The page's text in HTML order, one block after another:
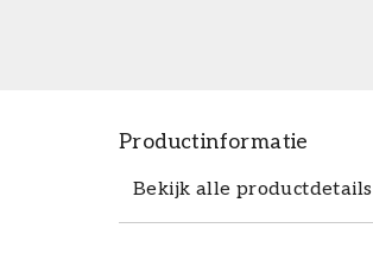
Productinformatie
Bekijk alle productdetails